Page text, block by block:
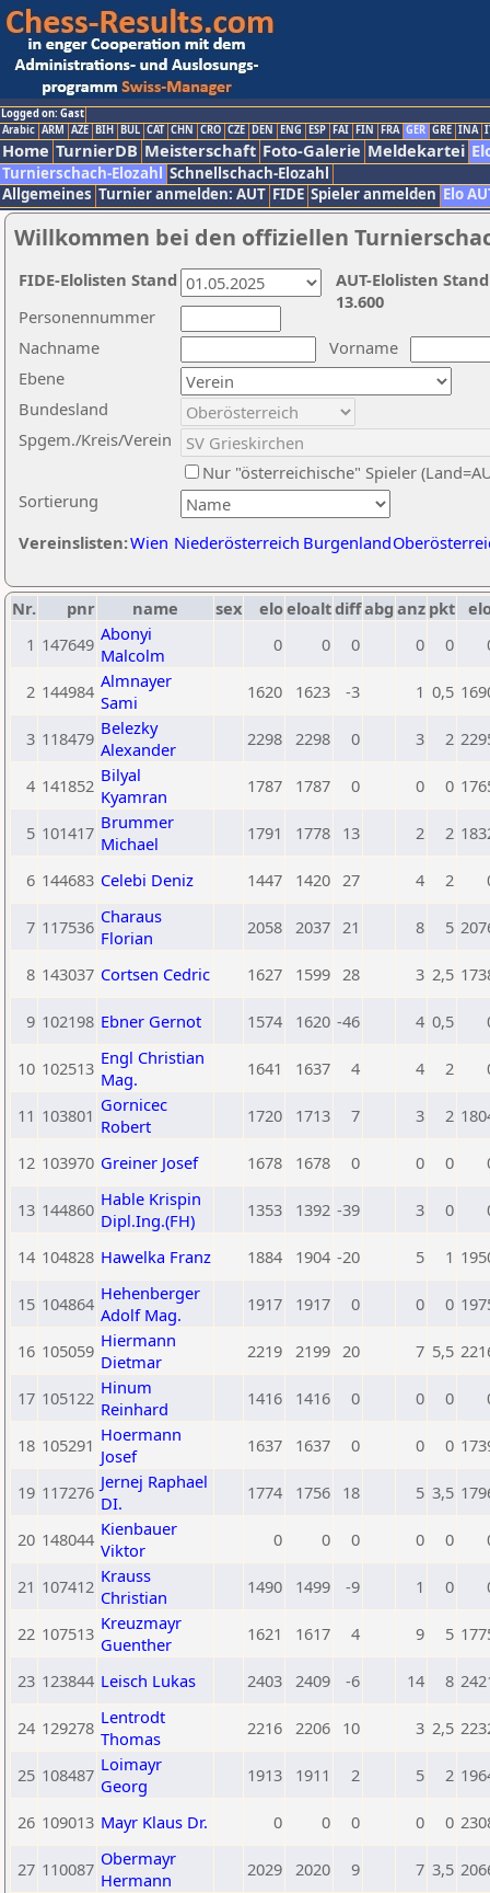
Logged on: Gast
Arabic ARM AZE BIH BUL CAT CHN CRO CZE DEN ENG ESP FAI FIN FRA GER GRE INA
Home TurnierDB Meisterschaft Foto-Galerie Meldekartei
Turnierschach-Elozahl Schnellschach-Elozahl
Allgemeines Turnier anmelden: AUT FIDE Spieler anmelden Elo
Willkommen bei den offiziellen
Nachname
Vorname
Ebene
Sortierung
Personennummer
Bundesland
Spgem./Kreis/Verein
Nur "österreichische" Spieler
Vereinslisten:Wien Niederösterreich Burgenland
AUT-Elolisten
13.600
FIDE-Elolisten Stand
Nr. pnr name sex eloeloaltdiffabg anz pkt
1 147649 Abonyi
Malcolm
0 0 0 0 0
2 144984 Almnayer
Sami
1620 1623 -3 1 0,5
3 118479 Belezky
Alexander
2298 2298 0 3 2
4 141852 Bilyal
Kyamran
1787 1787 0 0 0
5 101417 Brummer
Michael
1791 1778 13 2 2
6 144683 Celebi Deniz 1447 1420 27 4 2
7 117536 Charaus
Florian
2058 2037 21 8 5
8 143037 Cortsen Cedric 1627 1599 28 3 2,5
9 102198 Ebner Gernot 1574 1620 -46 4 0,5
10 102513 Engl Christian
Mag.
1641 1637 4 4 2
11 103801 Gornicec
Robert
1720 1713 7 3 2
12 103970 Greiner Josef 1678 1678 0 0 0
13 144860 Hable Krispin
Dipl.Ing.(FH)
1353 1392 -39 3 0
14 104828 Hawelka Franz 1884 1904 -20 5 1
15 104864 Hehenberger
Adolf Mag.
1917 1917 0 0 0
16 105059 Hiermann
Dietmar
2219 2199 20 7 5,5
17 105122 Hinum
Reinhard
1416 1416 0 0 0
18 105291 Hoermann
Josef
1637 1637 0 0 0
19 117276 Jernej Raphael
DI.
1774 1756 18 5 3,5
20 148044 Kienbauer
Viktor
0 0 0 0 0
21 107412 Krauss
Christian
1490 1499 -9 1 0
22 107513 Kreuzmayr
Guenther
1621 1617 4 9 5
23 123844 Leisch Lukas 2403 2409 -6 14 8
24 129278 Lentrodt
Thomas
2216 2206 10 3 2,5
25 108487 Loimayr
Georg
1913 1911 2 5 2
26 109013 Mayr Klaus Dr. 0 0 0 0 0
27 110087 Obermayr
Hermann
2029 2020 9 7 3,5